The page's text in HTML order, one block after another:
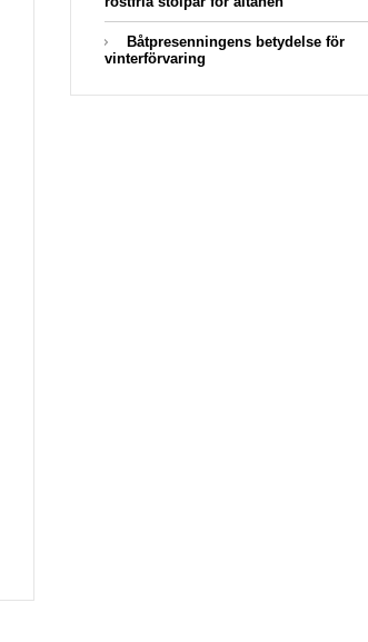
Båtpresenningens betydelse för
vinterförvaring